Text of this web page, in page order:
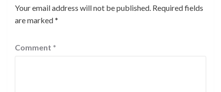
Your email address will not be published. Required fields
are marked*
Comment *